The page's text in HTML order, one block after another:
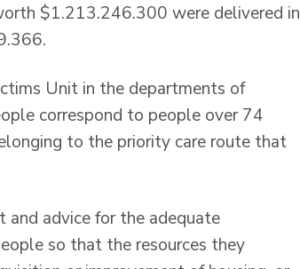
$1.213.246.300 were delivered in
Unit in the departments of
correspond to people over 74
to the priority care route that
advice for the adequate
so that the resources they